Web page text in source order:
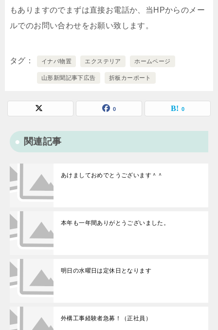
もありますのでまずは直接お電話か、当HPからのメー
ルでのお問い合わせをお願い致します。
タグ イナバ物置 エクステリア ホームページ
山形新聞記事下広告 折板カーポート
0 0
関連記事
あけましておめでとうございます＾＾
本年も一年間ありがとうございました。
明日の水曜日は定休日となります
外構工事経験者急募！（正社員）